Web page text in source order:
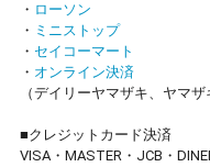
・ ローソン
・ ミニストップ
・ セイコーマート
・ オンライン決済
（デイリーヤマザキ、ヤマ
■クレジットカード決済
VISA・MASTER・JCB・